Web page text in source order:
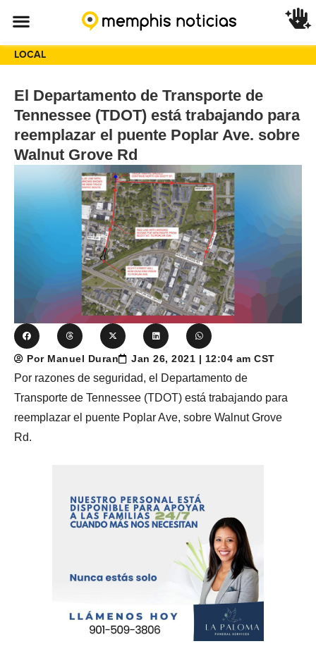
LOCAL
El Departamento de Transporte de
Tennessee (TDOT) está trabajando para
reemplazar el puente Poplar Ave. sobre
Walnut Grove Rd
Por Manuel Duran Jan 26, 2021 | 12:04 am CST
Por razones de seguridad, el Departamento de
Transporte de Tennessee (TDOT) está trabajando para
reemplazar el puente Poplar Ave, sobre Walnut Grove
Rd.